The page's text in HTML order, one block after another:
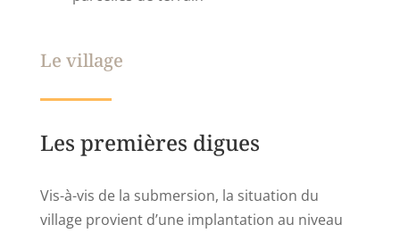
Le village
Les premières digues
Vis-à-vis de la submersion, la situation du
village provient d’une implantation au niveau